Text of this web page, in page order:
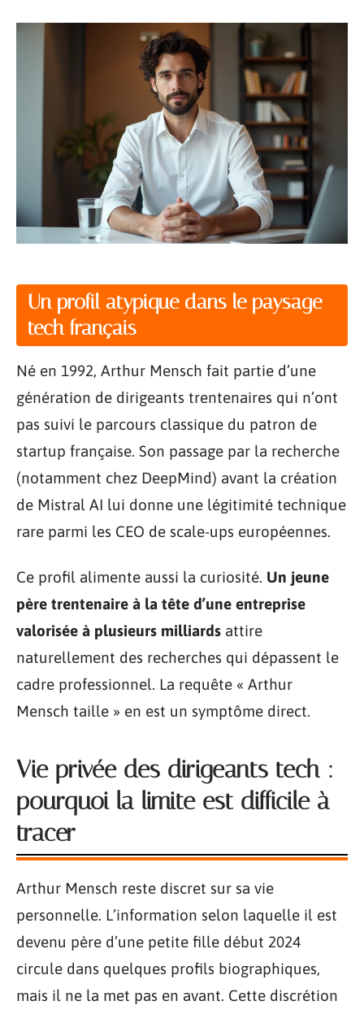
Un profil atypique dans le paysage
tech français
Né en 1992, Arthur Mensch fait partie d’une
génération de dirigeants trentenaires qui n’ont
pas suivi le parcours classique du patron de
startup française. Son passage par la recherche
(notamment chez DeepMind) avant la création
de Mistral AI lui donne une légitimité technique
rare parmi les CEO de scale-ups européennes.
Ce profil alimente aussi la curiosité. Un jeune
père trentenaire à la tête d’une entreprise
valorisée à plusieurs milliards attire
naturellement des recherches qui dépassent le
cadre professionnel. La requête « Arthur
Mensch taille » en est un symptôme direct.
Vie privée des dirigeants tech :
pourquoi la limite est difficile à
tracer
Arthur Mensch reste discret sur sa vie
personnelle. L’information selon laquelle il est
devenu père d’une petite fille début 2024
circule dans quelques profils biographiques,
mais il ne la met pas en avant. Cette discrétion